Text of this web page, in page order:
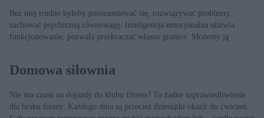
Bez niej trudno byłoby porozumiewać się, rozwiązywać problemy,
zachować psychiczną równowagę. Inteligencja emocjonalna ułatwia
funkcjonowanie, pozwala przekraczać własne granice. Możemy ją
rozwijać przez całe życie.
Domowa siłownia
Nie ma czasu na dojazdy do klubu fitness? To żadne usprawiedliwienie
dla braku formy. Każdego dnia są przecież dziesiątki okazji do ćwiczeń.